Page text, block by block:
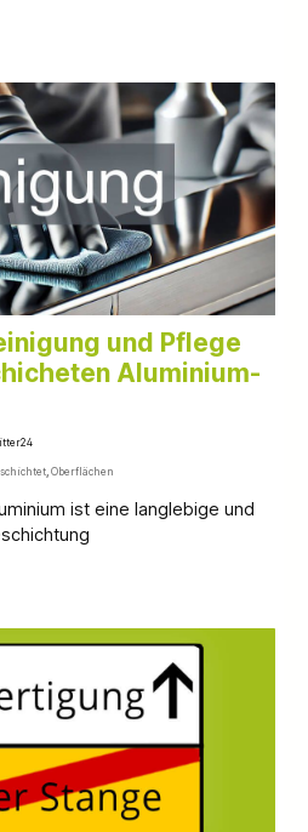
und Pflege
Aluminium-
, Oberflächen
ist eine langlebige und